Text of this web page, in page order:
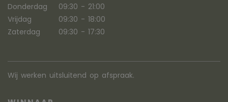
Donderdag
09:30 - 21:00
Vrijdag
09:30 - 18:00
Zaterdag
09:30 - 17:30
Wij werken uitsluitend op afspraak.